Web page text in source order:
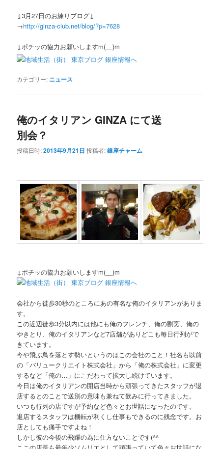
↓3月27日のお練りブログ↓
→http://ginza-club.net/blog/?p=7628
↓ポチッの協力お願いしますm(__)m
カテゴリー: ニュース
俺のイタリアン GINZA にて送
別会？
投稿日時:2013年9月21日 投稿者:銀座チャーム
↓ポチッの協力お願いしますm(__)m
会社から徒歩30秒のところにあの有名な俺のイタリアンがありま
す。
この近辺徒歩3分以内には他にも俺のフレンチ、俺の割烹、俺の
やきとり、俺のイタリアンなど7店舗がありどこも毎日行列がで
きています。
今や飛ぶ鳥を落とす勢いというのはこの会社のこと！社名も以前
の「バリュークリエイト株式会社」から「俺の株式会社」に変更
するなど「俺の…」にこだわって拡大し続けています。
今日は俺のイタリアンの開店当時から頑張ってきたスタッフが退
店するとのことで送別の意味も兼ねて飲みに行ってきました。
いつも行列の店ですが予約など色々とお世話になったのです。
退店するスタッフは機転が利くし仕事もできるのに残念です。お
店としても痛手ですよね！
しかし彼の今後の飛躍の為に仕方ないことです(^^ゞ